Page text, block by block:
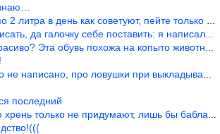
литра в день как советуют, пейте только когда
да галочку себе поставить: я написала статью
Эта обувь похожа на копыто животного, не хв
написано, про ловушки при выкладывании товара
последний
только не придумают, лишь бы бабла срубить!